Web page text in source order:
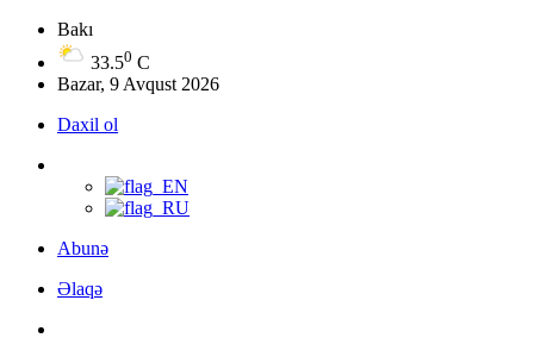
Bakı
33.50 C
Bazar, 9 Avqust 2026
Daxil ol
Abunə
Əlaqə